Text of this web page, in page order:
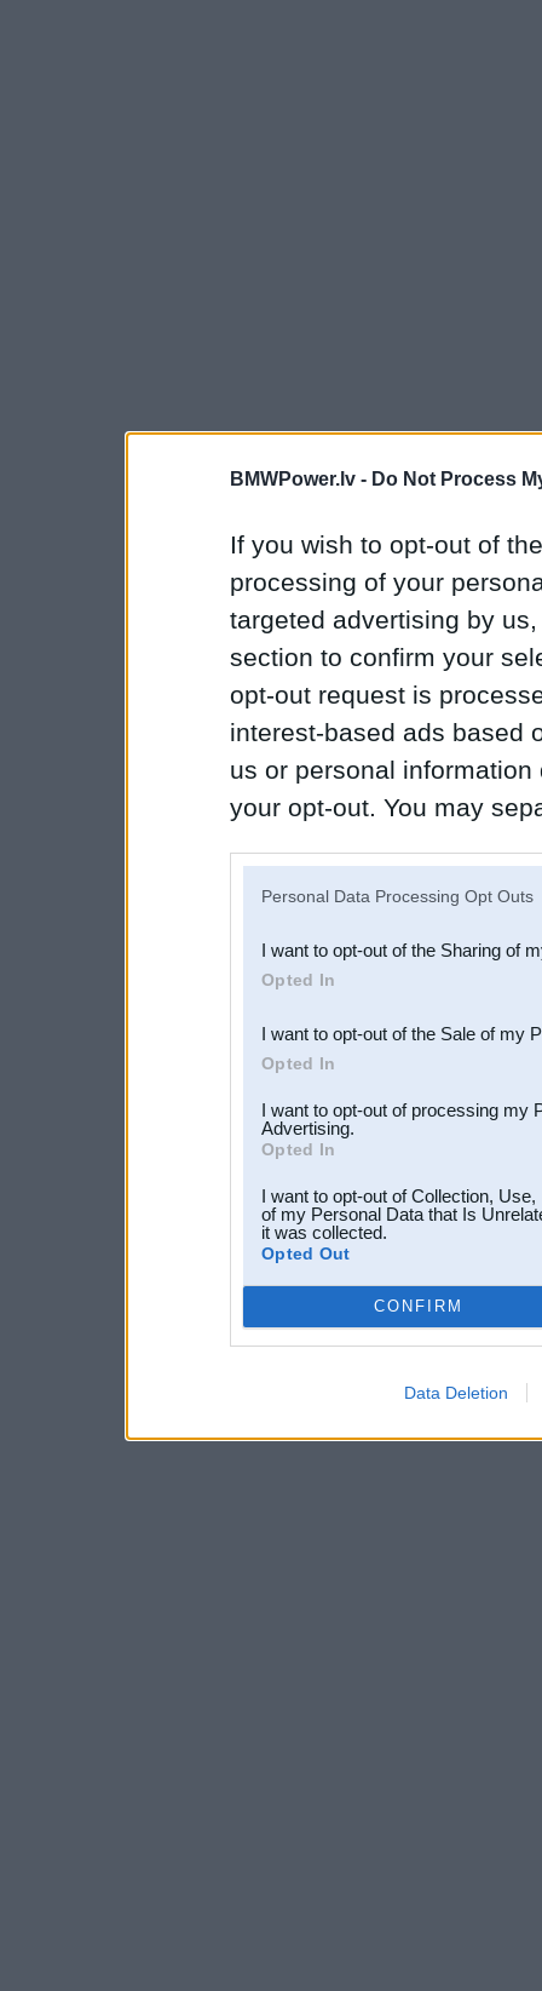
BMWPower.lv - Do Not Process
If you wish to opt-out of
processing of your
targeted advertising by
section to confirm your
opt-out request is
interest-based ads based
us or personal
your opt-out. You may
Downstream Participants
third parties.
Personal Data Processing Opt Outs
I want to opt-out of the Sharing of
Opted In
I want to opt-out of the Sale of my
Opted In
I want to opt-out of processing my
Advertising.
Opted In
I want to opt-out of Collection,
of my Personal Data that Is
it was collected.
Opted Out
CONFIRM
Data Deletion